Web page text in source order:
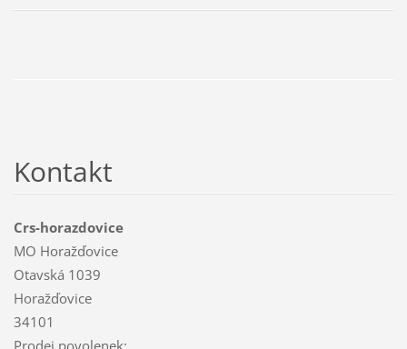
Kontakt
Crs-horazdovice
MO Horažďovice
Otavská 1039
Horažďovice
34101
Prodej povolenek: